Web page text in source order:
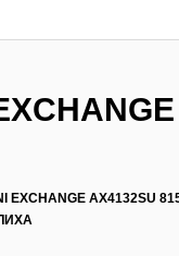
EXCHANGE AX4132SU